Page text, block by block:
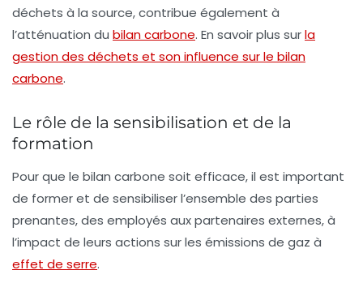
déchets à la source, contribue également à
l’atténuation du bilan carbone. En savoir plus surla
gestion des déchets et son influence sur le bilan
carbone.
Le rôle de la sensibilisation et de la
formation
Pour que le bilan carbone soit efficace, il est important
de former et de sensibiliser l’ensemble des parties
prenantes, des employés aux partenaires externes, à
l’impact de leurs actions sur les émissions de gaz à
effet de serre.